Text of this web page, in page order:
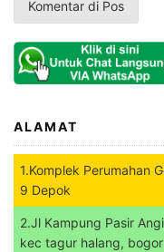
ALAMAT
1.Komplek Perumahan
9 Depok
2.Jl Kampung Pasir
kec tagur halang, bogor